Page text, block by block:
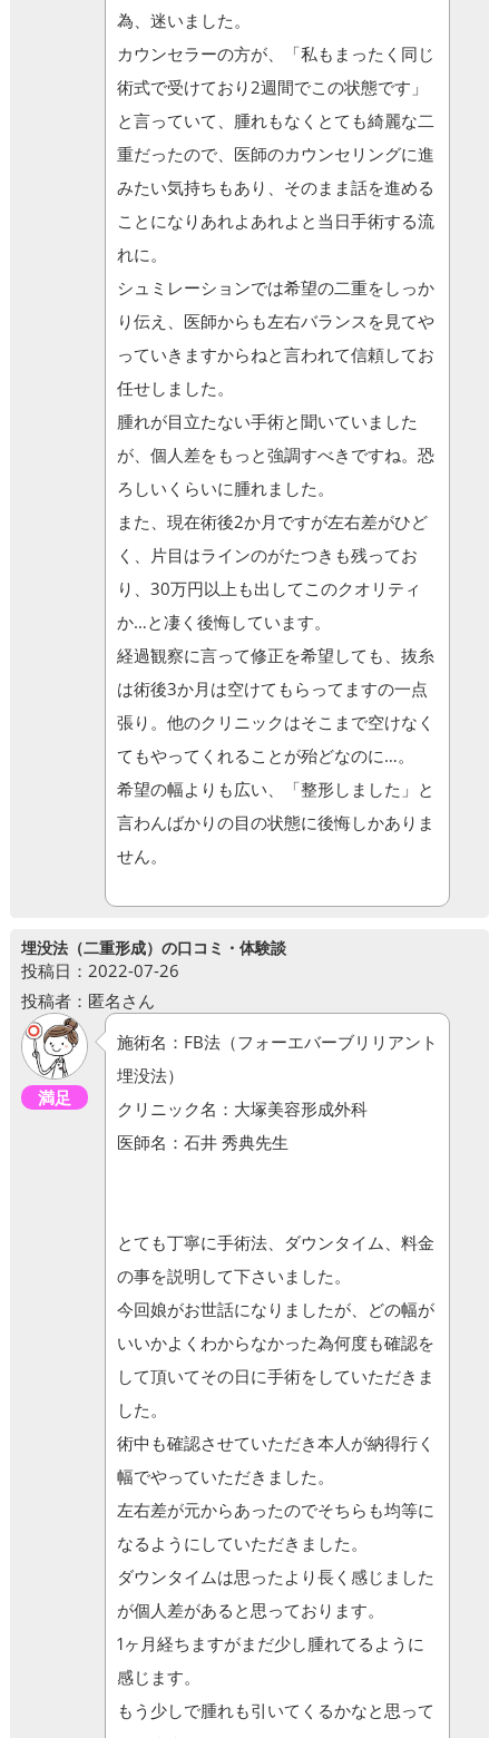
為、迷いました。
カウンセラーの方が、「私もまったく同じ
術式で受けており2週間でこの状態です」
と言っていて、腫れもなくとても綺麗な二
重だったので、医師のカウンセリングに進
みたい気持ちもあり、そのまま話を進める
ことになりあれよあれよと当日手術する流
れに。
シュミレーションでは希望の二重をしっか
り伝え、医師からも左右バランスを見てや
っていきますからねと言われて信頼してお
任せしました。
腫れが目立たない手術と聞いていました
が、個人差をもっと強調すべきですね。恐
ろしいくらいに腫れました。
また、現在術後2か月ですが左右差がひど
く、片目はラインのがたつきも残ってお
り、30万円以上も出してこのクオリティ
か…と凄く後悔しています。
経過観察に言って修正を希望しても、抜糸
は術後3か月は空けてもらってますの一点
張り。他のクリニックはそこまで空けなく
てもやってくれることが殆どなのに…。
希望の幅よりも広い、「整形しました」と
言わんばかりの目の状態に後悔しかありま
せん。
埋没法（二重形成）の口コミ・体験談
投稿日：2022-07-26
投稿者：匿名さん
満足
施術名：FB法（フォーエバーブリリアント
埋没法）
クリニック名：大塚美容形成外科
医師名：石井 秀典先生
とても丁寧に手術法、ダウンタイム、料金
の事を説明して下さいました。
今回娘がお世話になりましたが、どの幅が
いいかよくわからなかった為何度も確認を
して頂いてその日に手術をしていただきま
した。
術中も確認させていただき本人が納得行く
幅でやっていただきました。
左右差が元からあったのでそちらも均等に
なるようにしていただきました。
ダウンタイムは思ったより長く感じました
が個人差があると思っております。
1ヶ月経ちますがまだ少し腫れてるように
感じます。
もう少しで腫れも引いてくるかなと思って